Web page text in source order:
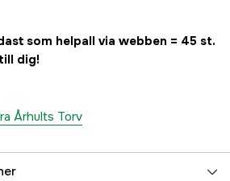
som helpall via webben = 45 st.
dig!
Århults Torv